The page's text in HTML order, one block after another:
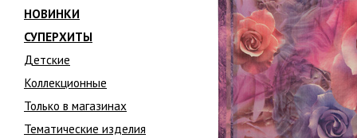
НОВИНКИ
СУПЕРХИТЫ
Детские
Коллекционные
Только в магазинах
Тематические изделия